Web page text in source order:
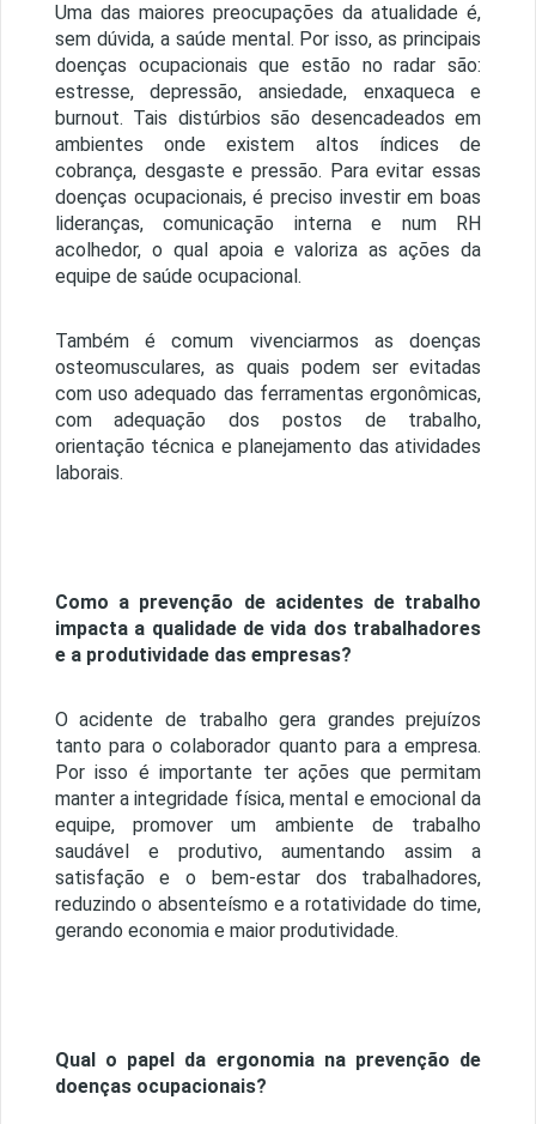
Uma das maiores preocupações da atualidade é,
sem dúvida, a saúde mental. Por isso, as principais
doenças ocupacionais que estão no radar são:
estresse, depressão, ansiedade, enxaqueca e
burnout. Tais distúrbios são desencadeados em
ambientes onde existem altos índices de
cobrança, desgaste e pressão. Para evitar essas
doenças ocupacionais, é preciso investir em boas
lideranças, comunicação interna e num RH
acolhedor, o qual apoia e valoriza as ações da
equipe de saúde ocupacional.
Também é comum vivenciarmos as doenças
osteomusculares, as quais podem ser evitadas
com uso adequado das ferramentas ergonômicas,
com adequação dos postos de trabalho,
orientação técnica e planejamento das atividades
laborais.
Como a prevenção de acidentes de trabalho
impacta a qualidade de vida dos trabalhadores
e a produtividade das empresas?
O acidente de trabalho gera grandes prejuízos
tanto para o colaborador quanto para a empresa.
Por isso é importante ter ações que permitam
manter a integridade física, mental e emocional da
equipe, promover um ambiente de trabalho
saudável e produtivo, aumentando assim a
satisfação e o bem-estar dos trabalhadores,
reduzindo o absenteísmo e a rotatividade do time,
gerando economia e maior produtividade.
Qual o papel da ergonomia na prevenção de
doenças ocupacionais?